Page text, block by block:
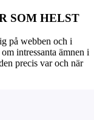
SOM HELST
på webben och i
intressanta ämnen i
precis var och när